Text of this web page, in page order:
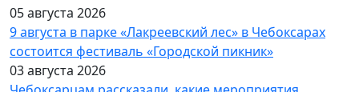
05 августа 2026
9 августа в парке «Лакреевский лес» в Чебоксарах
состоится фестиваль «Городской пикник»
03 августа 2026